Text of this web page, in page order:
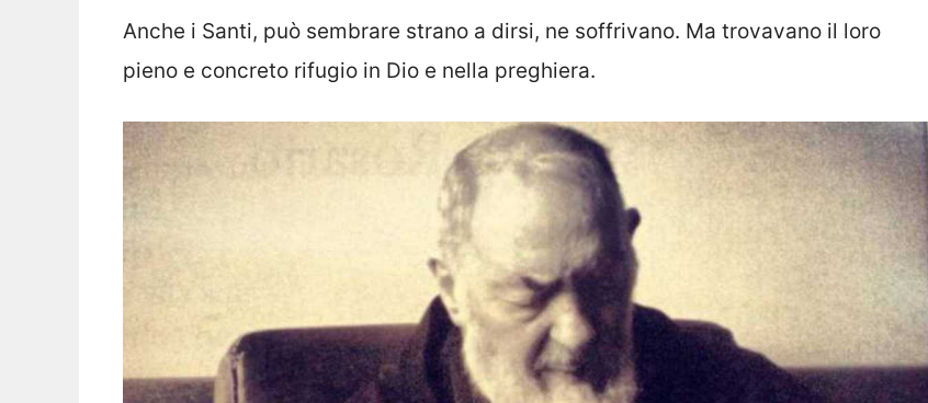
Anche i Santi, può sembrare strano a dirsi, ne soffrivano. Ma trovavano il loro
pieno e concreto rifugio in Dio e nella preghiera.